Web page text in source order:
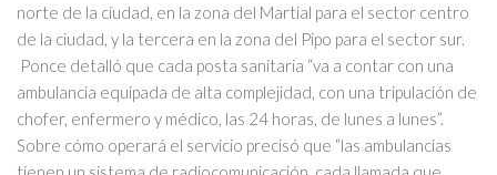
norte de la ciudad, en la zona del Martial para el sector centro
de la ciudad, y la tercera en la zona del Pipo para el sector sur.
Ponce detalló que cada posta sanitaria “va a contar con una
ambulancia equipada de alta complejidad, con una tripulación de
chofer, enfermero y médico, las 24 horas, de lunes a lunes”.
Sobre cómo operará el servicio precisó que “las ambulancias